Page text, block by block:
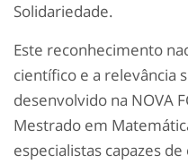
Solidariedade.
Este reconhecimento
científico e a relevância
desenvolvido na NOVA
Mestrado em
especialistas capazes